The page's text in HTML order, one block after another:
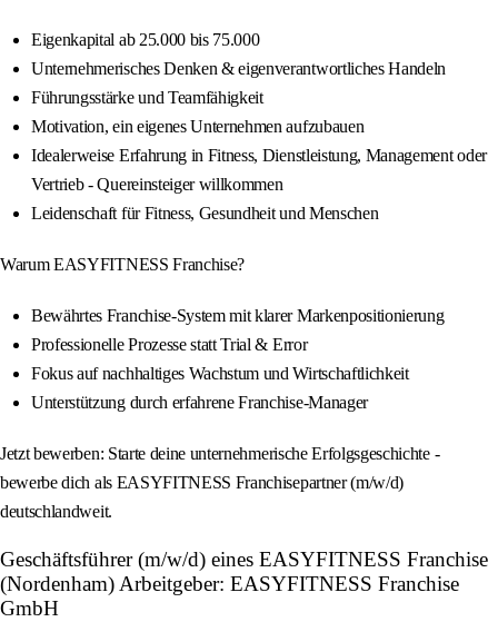
Eigenkapital ab 25.000 bis 75.000
Unternehmerisches Denken & eigenverantwortliches Handeln
Führungsstärke und Teamfähigkeit
Motivation, ein eigenes Unternehmen aufzubauen
Idealerweise Erfahrung in Fitness, Dienstleistung, Management oder
Vertrieb - Quereinsteiger willkommen
Leidenschaft für Fitness, Gesundheit und Menschen
Warum EASYFITNESS Franchise?
Bewährtes Franchise-System mit klarer Markenpositionierung
Professionelle Prozesse statt Trial & Error
Fokus auf nachhaltiges Wachstum und Wirtschaftlichkeit
Unterstützung durch erfahrene Franchise-Manager
Jetzt bewerben: Starte deine unternehmerische Erfolgsgeschichte -
bewerbe dich als EASYFITNESS Franchisepartner (m/w/d)
deutschlandweit.
Geschäftsführer (m/w/d) eines EASYFITNESS Franchise
(Nordenham) Arbeitgeber: EASYFITNESS Franchise
GmbH